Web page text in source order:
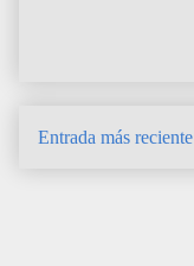
Entrada más reciente